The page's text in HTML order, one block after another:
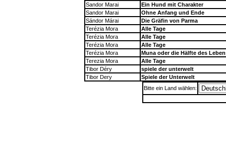
Sandor Marai
Ein Hund mit Charakter
Sandor Marai
Ohne Anfang und Ende
Sándor Márai
Die Gräfin von Parma
Terézia Mora
Alle Tage
Terézia Mora
Alle Tage
Terézia Mora
Alle Tage
Terézia Mora
Muna oder die Hälfte des
Terezia Mora
Alle Tage
Tibor Déry
spiele der unterwelt
Tibor Dery
Spiele der Unterwelt
Bitte ein Land wählen: